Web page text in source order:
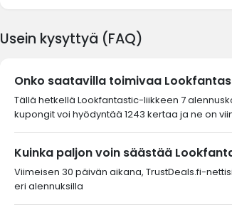
Usein kysyttyä (FAQ)
Onko saatavilla toimivaa
Tällä hetkellä Lookfantastic-liikkeen 7
kupongit voi hyödyntää 1243 kertaa ja ne on
Kuinka paljon voin säästää
Viimeisen 30 päivän aikana, TrustDeals.fi-
eri alennuksilla